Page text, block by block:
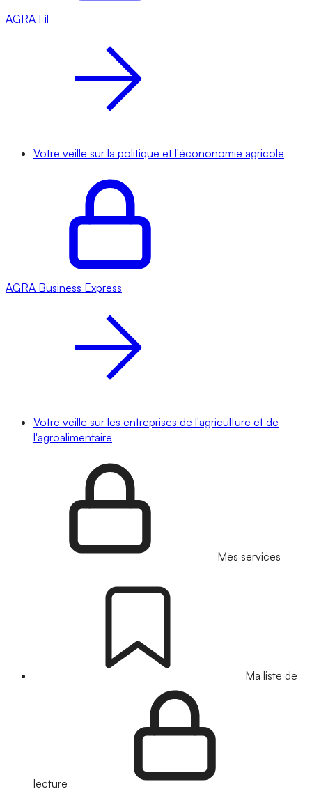
AGRA Fil
Votre veille sur la politique et l'écononomie agricole
AGRA Business Express
Votre veille sur les entreprises de l'agriculture et de
l'agroalimentaire
Mes services
Ma liste de
lecture